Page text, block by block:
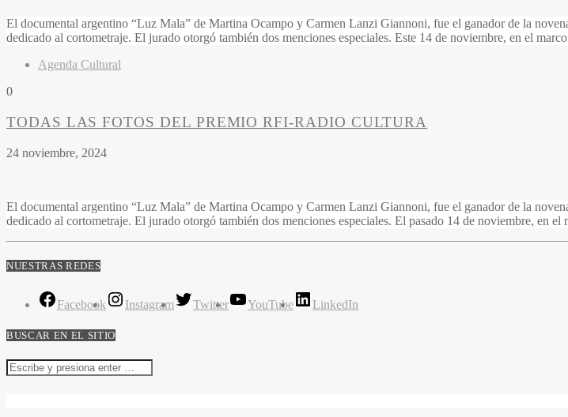
El documental argentino “Luz Mala” de Martina Ocampo y Carmen Lanzi Giannoni, fue el ganador de la
dedicado al cortometraje. El jurado otorgó también dos menciones especiales. Este 14 de noviembre, en el
Agenda Cultural
0
TODAS LAS FOTOS DEL PREMIO RFI-RADIO CULTURA
24 noviembre, 2024
El documental argentino “Luz Mala” de Martina Ocampo y Carmen Lanzi Giannoni, fue el ganador de la
dedicado al cortometraje. El jurado otorgó también dos menciones especiales. El pasado 14 de noviembre, en
NUESTRAS REDES
Facebook Instagram Twitter YouTube LinkedIn
BUSCAR EN EL SITIO